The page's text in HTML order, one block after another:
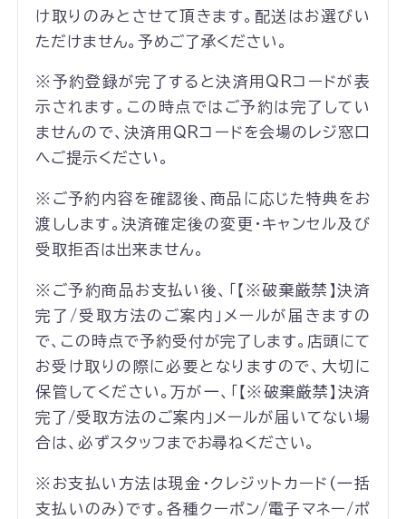
け取りのみとさせて頂きます。配送はお選びい
ただけません。予めご了承ください。
※予約登録が完了すると決済用QRコードが表
示されます。この時点ではご予約は完了してい
ませんので、決済用QRコードを会場のレジ窓口
へご提示ください。
※ご予約内容を確認後、商品に応じた特典をお
渡しします。決済確定後の変更・キャンセル及び
受取拒否は出来ません。
※ご予約商品お支払い後、「【※破棄厳禁】決済
完了/受取方法のご案内」メールが届きますの
で、この時点で予約受付が完了します。店頭にて
お受け取りの際に必要となりますので、大切に
保管してください。万が一、「【※破棄厳禁】決済
完了/受取方法のご案内」メールが届いてない場
合は、必ずスタッフまでお尋ねください。
※お支払い方法は現金・クレジットカード(一括
支払いのみ)です。各種クーポン/電子マネー/ポ